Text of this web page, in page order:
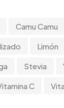
Camu Camu
Limón
Stevia
C